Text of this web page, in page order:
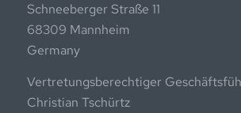
Schneeberger Straße 11
68309 Mannheim
Germany
Vertretungsberechtiger
Christian Tschürtz